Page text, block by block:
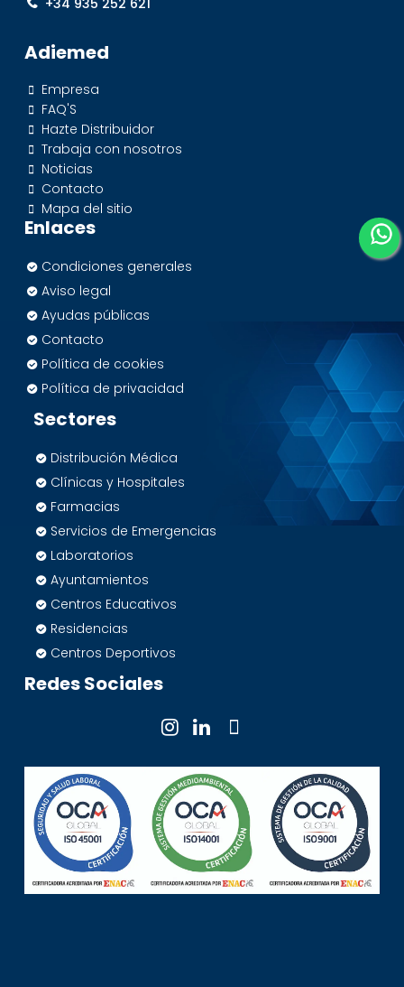
Adiemed
Empresa
FAQ'S
Hazte Distribuidor
Trabaja con nosotros
Noticias
Contacto
Mapa del sitio
Enlaces
Condiciones generales
Aviso legal
Ayudas públicas
Contacto
Política de cookies
Política de privacidad
Sectores
Distribución Médica
Clínicas y Hospitales
Farmacias
Servicios de Emergencias
Laboratorios
Ayuntamientos
Centros Educativos
Residencias
Centros Deportivos
Redes Sociales